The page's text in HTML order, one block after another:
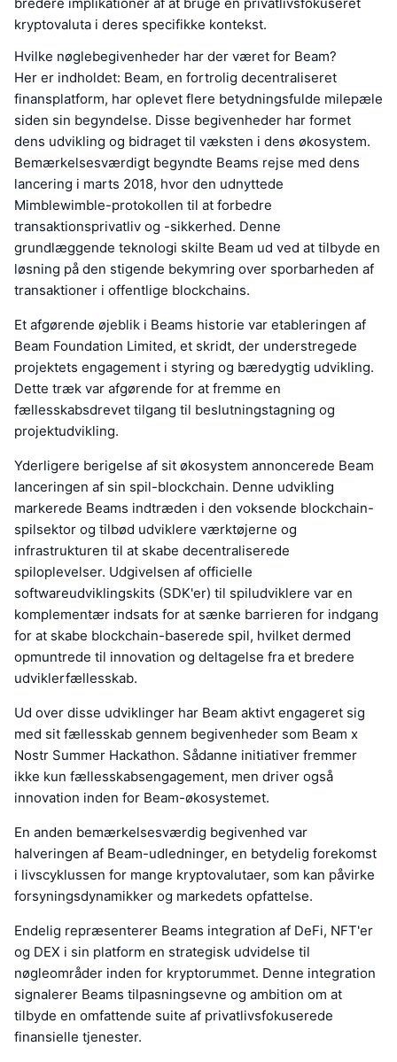
kryptovaluta i deres specifikke kontekst.
Hvilke nøglebegivenheder har der været for Beam?
Her er indholdet: Beam, en fortrolig decentraliseret
finansplatform, har oplevet flere betydningsfulde milepæle
siden sin begyndelse. Disse begivenheder har formet
dens udvikling og bidraget til væksten i dens økosystem.
Bemærkelsesværdigt begyndte Beams rejse med dens
lancering i marts 2018, hvor den udnyttede
Mimblewimble-protokollen til at forbedre
transaktionsprivatliv og -sikkerhed. Denne
grundlæggende teknologi skilte Beam ud ved at tilbyde en
løsning på den stigende bekymring over sporbarheden af
transaktioner i offentlige blockchains.
Et afgørende øjeblik i Beams historie var etableringen af
Beam Foundation Limited, et skridt, der understregede
projektets engagement i styring og bæredygtig udvikling.
Dette træk var afgørende for at fremme en
fællesskabsdrevet tilgang til beslutningstagning og
projektudvikling.
Yderligere berigelse af sit økosystem annoncerede Beam
lanceringen af sin spil-blockchain. Denne udvikling
markerede Beams indtræden i den voksende blockchain-
spilsektor og tilbød udviklere værktøjerne og
infrastrukturen til at skabe decentraliserede
spiloplevelser. Udgivelsen af officielle
softwareudviklingskits (SDK'er) til spiludviklere var en
komplementær indsats for at sænke barrieren for indgang
for at skabe blockchain-baserede spil, hvilket dermed
opmuntrede til innovation og deltagelse fra et bredere
udviklerfællesskab.
Ud over disse udviklinger har Beam aktivt engageret sig
med sit fællesskab gennem begivenheder som Beam x
Nostr Summer Hackathon. Sådanne initiativer fremmer
ikke kun fællesskabsengagement, men driver også
innovation inden for Beam-økosystemet.
En anden bemærkelsesværdig begivenhed var
halveringen af Beam-udledninger, en betydelig forekomst
i livscyklussen for mange kryptovalutaer, som kan påvirke
forsyningsdynamikker og markedets opfattelse.
Endelig repræsenterer Beams integration af DeFi, NFT'er
og DEX i sin platform en strategisk udvidelse til
nøgleområder inden for kryptorummet. Denne integration
signalerer Beams tilpasningsevne og ambition om at
tilbyde en omfattende suite af privatlivsfokuserede
finansielle tjenester.